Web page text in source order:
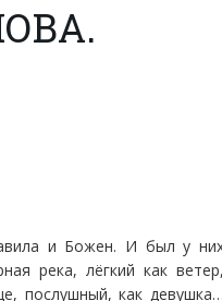
и Божен. И был у
река, лёгкий как
послушный, как